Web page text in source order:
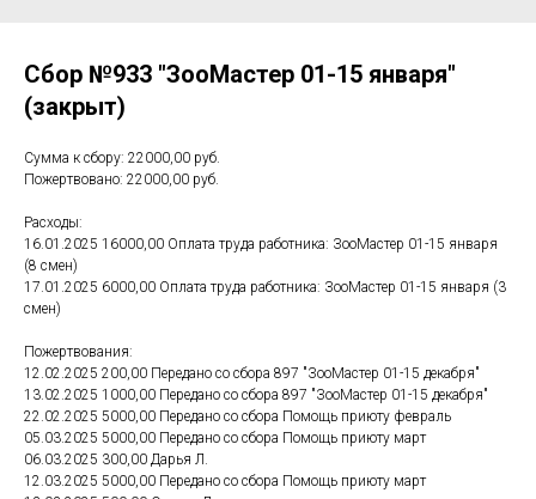
Сбор №933 "ЗооМастер 01-15 января"
(закрыт)
Сумма к сбору: 22000,00 руб.
Пожертвовано: 22000,00 руб.
Расходы:
16.01.2025 16000,00 Оплата труда работника: ЗооМастер 01-15 января
(8 смен)
17.01.2025 6000,00 Оплата труда работника: ЗооМастер 01-15 января (3
смен)
Пожертвования:
12.02.2025 200,00 Передано со сбора 897 "ЗооМастер 01-15 декабря"
13.02.2025 1000,00 Передано со сбора 897 "ЗооМастер 01-15 декабря"
22.02.2025 5000,00 Передано со сбора Помощь приюту февраль
05.03.2025 5000,00 Передано со сбора Помощь приюту март
06.03.2025 300,00 Дарья Л.
12.03.2025 5000,00 Передано со сбора Помощь приюту март